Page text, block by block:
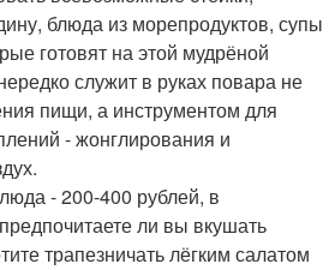
блюда из морепродуктов, супы
готовят на этой мудрёной
служит в руках повара не
пищи, а инструментом для
- жонглирования и
- 200-400 рублей, в
ли вы вкушать
трапезничать лёгким салатом